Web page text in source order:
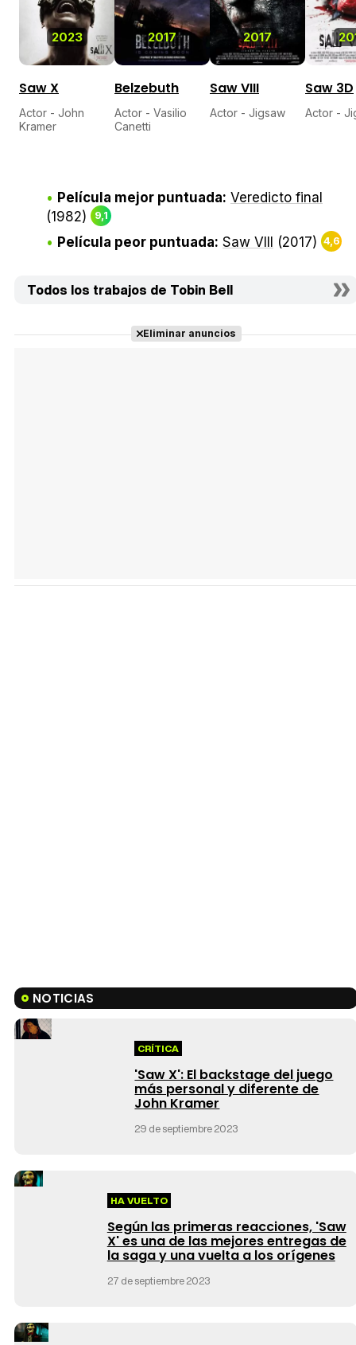
2023
Saw X
Actor - John
Kramer
2017
Belzebuth
Actor - Vasilio
Canetti
2017
Saw VIII
Actor - Jigsaw
Saw 3D
Actor -
Película mejor puntuada: Veredicto final
(1982)
9,1
Película peor puntuada: Saw VIII (2017) 4,6
Todos los trabajos de Tobin Bell
Eliminar anuncios
NOTICIAS
CRÍTICA
'Saw X': El backstage del juego
más personal y diferente de
John Kramer
29 de septiembre 2023
HA VUELTO
Según las primeras reacciones, 'Saw
X' es una de las mejores entregas de
la saga y una vuelta a los orígenes
27 de septiembre 2023